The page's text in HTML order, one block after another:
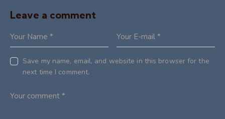
Leave a comment
Save my name, email, and website in this browser for the
next time I comment.